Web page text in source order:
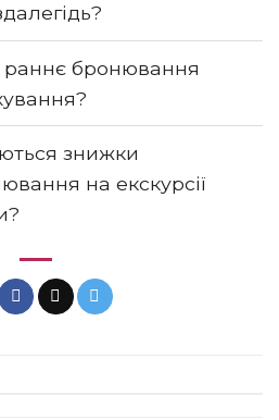
бронювання
знижки
на екскурсії